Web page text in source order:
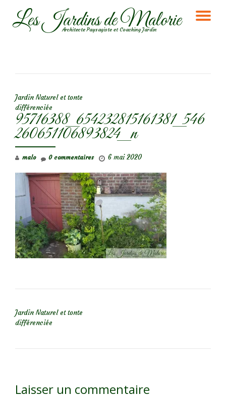
AllerLes Jardins de Malorie
Architecte Paysagiste et Coaching Jardin
Jardin Naturel et tonte
différenciée
95716388_654232815161381_546
260651106893824_n
malo 6 mai 2020
0 commentaires
Jardin Naturel et tonte
différenciée
Laisser un commentaire